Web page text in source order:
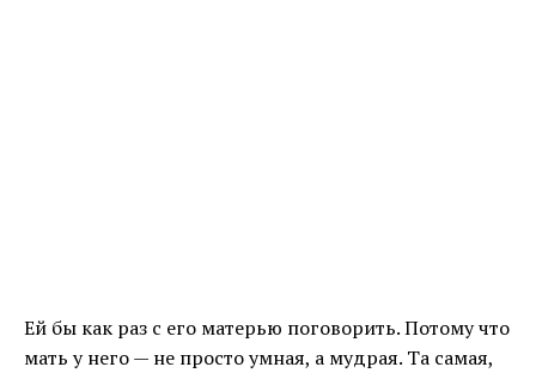
Ей бы как раз с его матерью поговорить. Потому что
мать у него — не просто умная, а мудрая. Та самая,